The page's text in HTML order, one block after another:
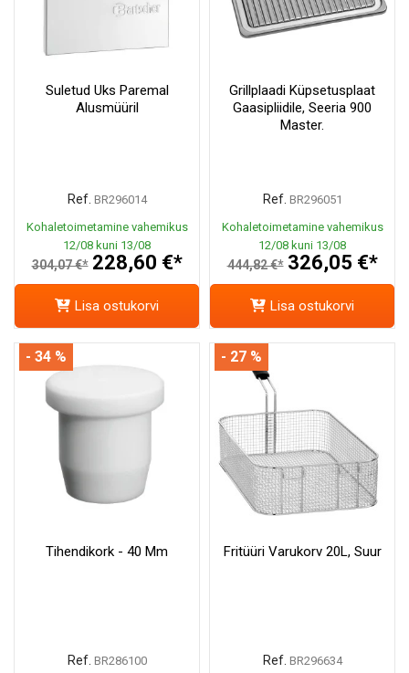
Suletud Uks Paremal
Alusmüüril
Ref. BR296014
Kohaletoimetamine vahemikus
12/08 kuni 13/08
304,07 €* 228,60 €*
Lisa ostukorvi
Grillplaadi Küpsetusplaat
Gaasipliidile, Seeria 900
Master.
Ref. BR296051
Kohaletoimetamine vahemikus
12/08 kuni 13/08
444,82 €* 326,05 €*
Lisa ostukorvi
Tihendikork - 40 Mm
Ref. BR286100
- 34 %
Fritüüri Varukorv 20L, Suur
Ref. BR296634
- 27 %